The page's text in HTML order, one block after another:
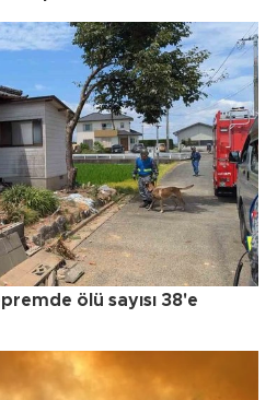
ölü sayısı 38'e